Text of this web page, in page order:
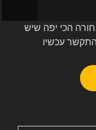
הכי יפה שיש
התקשר עכשיו